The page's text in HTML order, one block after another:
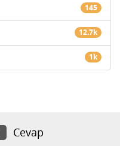
145
12.7k
1k
Cevap